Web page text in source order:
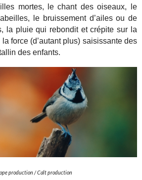
mortes, le chant des oiseaux, le
le bruissement d’ailes ou de
la pluie qui rebondit et crépite sur la
force (d’autant plus) saisissante des
des enfants.
production / Calt production